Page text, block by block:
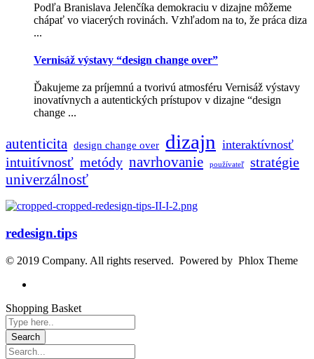
Podľa Branislava Jelenčíka demokraciu v dizajne môžeme
chápať vo viacerých rovinách. Vzhľadom na to, že práca diza
...
Vernisáž výstavy “design change over”
Ďakujeme za príjemnú a tvorivú atmosféru Vernisáž výstavy
inovatívnych a autentických prístupov v dizajne “design
change ...
autenticita design change over dizajn interaktívnosť
intuitívnosť metódy navrhovanie používateľ stratégie
univerzálnosť
redesign.tips
© 2019 Company. All rights reserved. Powered by Phlox Theme
Shopping Basket